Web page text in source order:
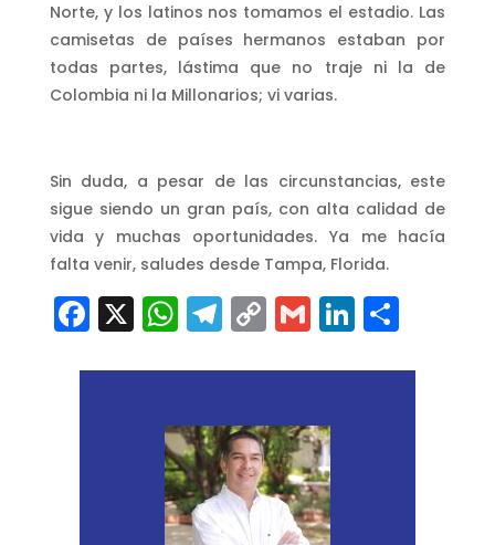
Norte, y los latinos nos tomamos el estadio. Las
camisetas de países hermanos estaban por
todas partes, lástima que no traje ni la de
Colombia ni la Millonarios; vi varias.
Sin duda, a pesar de las circunstancias, este
sigue siendo un gran país, con alta calidad de
vida y muchas oportunidades. Ya me hacía
falta venir, saludes desde Tampa, Florida.
Facebook
X WhatsApp
Telegram
Copy
Link
Gmail